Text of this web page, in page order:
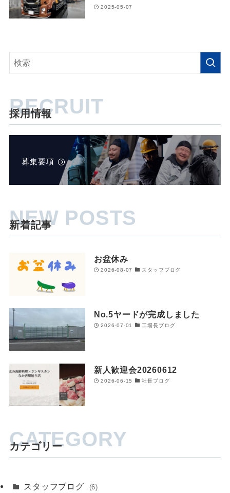
2025-05-07
採用情報
募集要項
新着記事
お盆休み
2026-08-07 スタッフブログ
No.5ヤードが完成しました
2026-07-01 工場長ブログ
新人歓迎会20260612
2026-06-15 社長ブログ
カテゴリー
スタッフブログ (6)